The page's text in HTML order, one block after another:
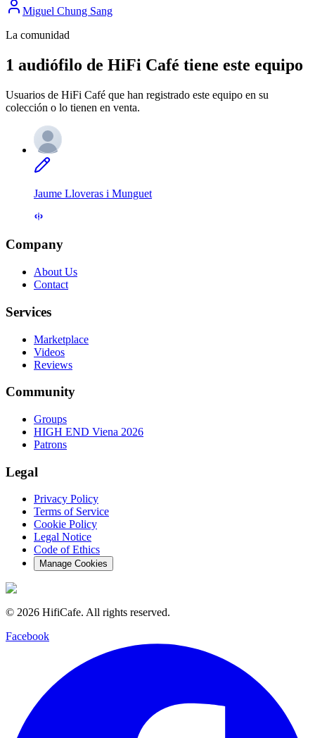
Miguel Chung Sang
La comunidad
1 audiófilo de HiFi Café tiene este equipo
Usuarios de HiFi Café que han registrado este equipo en su
colección o lo tienen en venta.
Jaume Lloveras i Munguet
Company
About Us
Contact
Services
Marketplace
Videos
Reviews
Community
Groups
HIGH END Viena 2026
Patrons
Legal
Privacy Policy
Terms of Service
Cookie Policy
Legal Notice
Code of Ethics
Manage Cookies
© 2026 HifiCafe. All rights reserved.
Facebook